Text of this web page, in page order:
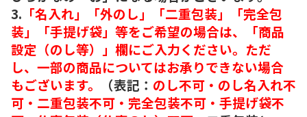
3. 「名入れ」「外のし」「二重包装」「完全包
装」「手提げ袋」等をご希望の場合は、「商品
設定（のし等）」欄にご入力ください。ただ
し、一部の商品についてはお承りできない場合
もございます。
（表記： のし不可・のし名入れ不
可・二重包装不可・完全包装不可・手提げ袋不